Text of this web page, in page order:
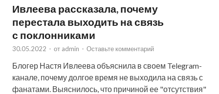
Ивлеева рассказала, почему
перестала выходить на связь
с поклонниками
30.05.2022 - от admin - Оставьте комментарий
Блогер Настя Ивлеева объяснила в своем Telegram-
канале, почему долгое время не выходила на связь с
фанатами. Выяснилось, что причиной ее "отсутствия"